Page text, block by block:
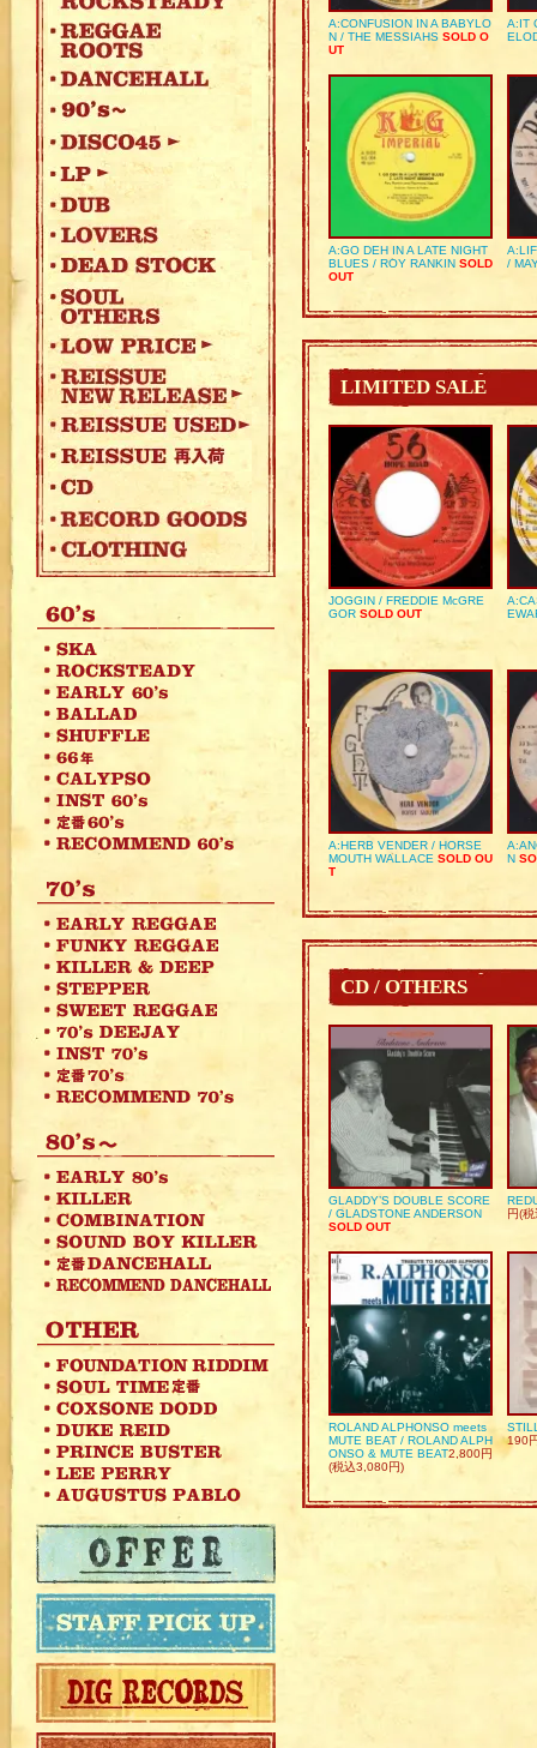
A:CONFUSION IN A BABYLO
N / THE MESSIAHS SOLD O
UT
A:IT
A:GO DEH IN A LATE NIGHT
BLUES / ROY RANKIN SOLD
OUT
/
LIMITED SALE
JOGGIN / FREDDIE McGRE
GOR SOLD OUT
A:HERB VENDER / HORSE
MOUTH WALLACE SOLD OU
T
N
CD / OTHERS
GLADDY’S DOUBLE SCORE
/ GLADSTONE ANDERSON
SOLD OUT
円(
ROLAND ALPHONSO meets
MUTE BEAT / ROLAND ALPH
ONSO & MUTE BEAT2,800円
(税込3,080円)
190